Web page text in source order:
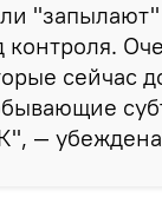
контроля.
сейчас
— убеждена